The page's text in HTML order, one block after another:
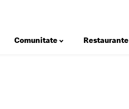
Comunitate Restaurante